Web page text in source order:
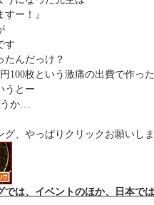
すー！』
す
たんだっけ？
100枚という激痛の出費で作っ
うとー
うか…
、やっぱりクリックお願いしま
は、イベントのほか、日本で